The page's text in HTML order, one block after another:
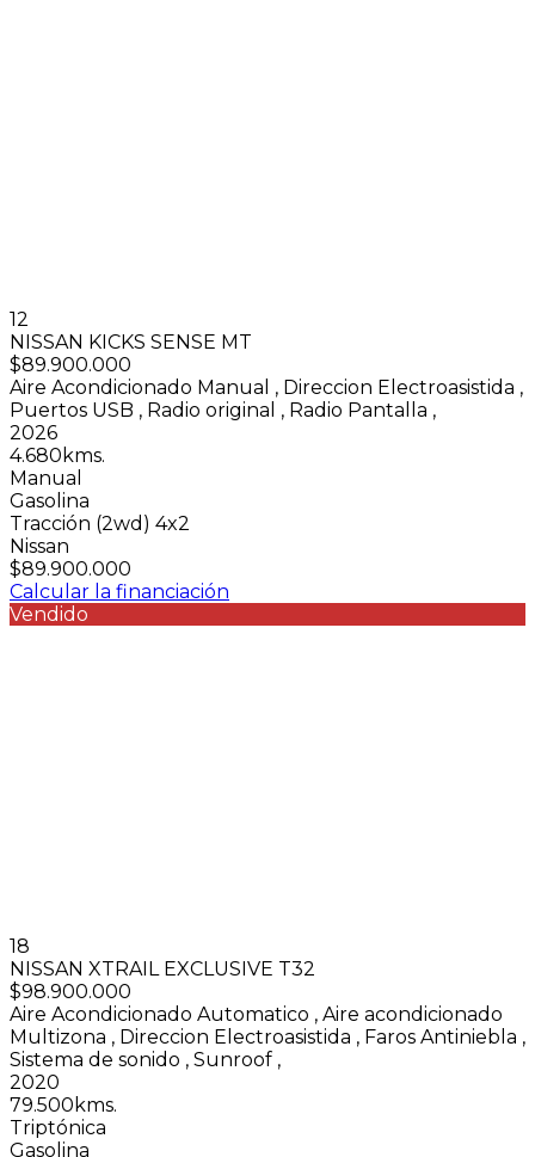
12
NISSAN KICKS SENSE MT
$89.900.000
Aire Acondicionado Manual , Direccion Electroasistida ,
Puertos USB , Radio original , Radio Pantalla ,
2026
4.680kms.
Manual
Gasolina
Tracción (2wd) 4x2
Nissan
$89.900.000
Calcular la financiación
Vendido
18
NISSAN XTRAIL EXCLUSIVE T32
$98.900.000
Aire Acondicionado Automatico , Aire acondicionado
Multizona , Direccion Electroasistida , Faros Antiniebla ,
Sistema de sonido , Sunroof ,
2020
79.500kms.
Triptónica
Gasolina